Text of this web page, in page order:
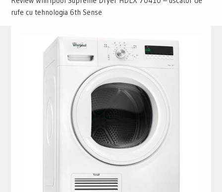
rufe cu tehnologia 6th Sense